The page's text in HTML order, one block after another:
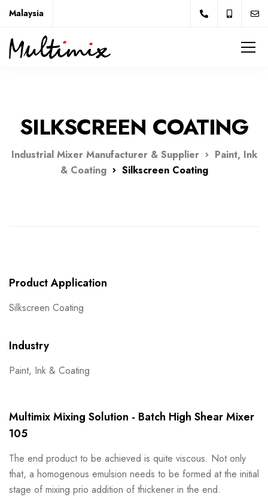
Malaysia
SILKSCREEN COATING
Industrial Mixer Manufacturer & Supplier
Paint, Ink
& Coating
Silkscreen Coating
Product Application
Silkscreen Coating
Industry
Paint, Ink & Coating
Multimix Mixing Solution - Batch High Shear Mixer
105
The end product to be achieved is quite viscous. Not only
that, a homogenous emulsion needs to be formed at the initial
stage of mixing prio addition of thickener in the end.